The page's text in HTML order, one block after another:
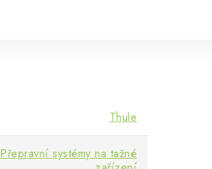
Thule
Přepravní systémy na tažné